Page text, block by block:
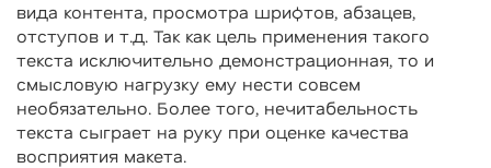
вида контента, просмотра шрифтов, абзацев,
отступов и т.д. Так как цель применения такого
текста исключительно демонстрационная, то и
смысловую нагрузку ему нести совсем
необязательно. Более того, нечитабельность
текста сыграет на руку при оценке качества
восприятия макета.